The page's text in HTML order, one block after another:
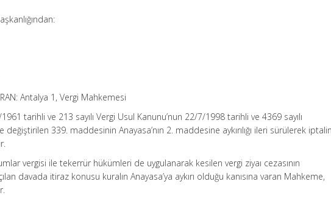
Antalya 1, Vergi Mahkemesi
tarihli ve 213 sayılı Vergi Usul Kanunu’nun 22/7/1998 tarihli ve 4369 sayılı
değiştirilen 339. maddesinin Anayasa’nın 2. maddesine aykırılığı ileri sürülerek
vergisi ile tekerrür hükümleri de uygulanarak kesilen vergi ziyaı cezasının
davada itiraz konusu kuralın Anayasa’ya aykırı olduğu kanısına varan Mahkeme,